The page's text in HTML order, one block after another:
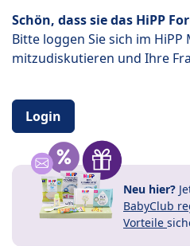
Schön, dass sie das HiPP
Bitte loggen Sie sich im HiPP
mitzudiskutieren und Ihre
Login
Neu hier?
BabyClub
Vorteile